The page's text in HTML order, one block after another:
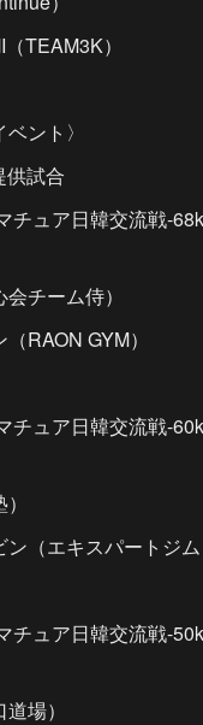
TEAM3K）
ント〉
試合
チュア日韓交流戦-
チーム侍）
RAON GYM）
チュア日韓交流戦-
（エキスパートジム
チュア日韓交流戦-
場）